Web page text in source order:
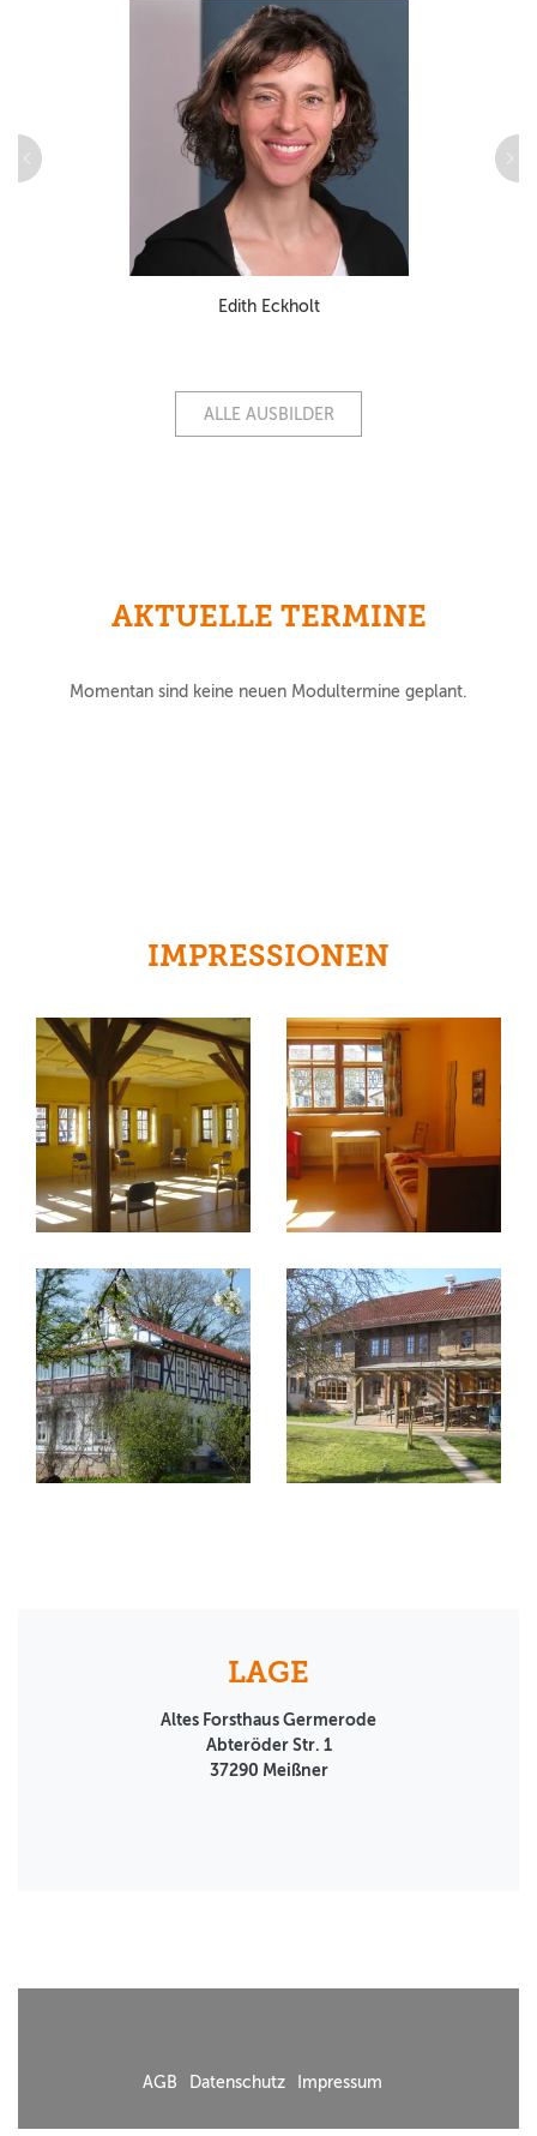
Edith Eckholt
ALLE AUSBILDER
AKTUELLE TERMINE
Momentan sind keine neuen Modultermine geplant.
IMPRESSIONEN
LAGE
Altes Forsthaus Germerode
Abteröder Str. 1
37290 Meißner
AGB Datenschutz Impressum